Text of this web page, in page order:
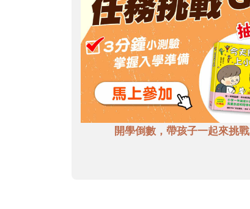
開學倒數，帶孩子一起來挑戰